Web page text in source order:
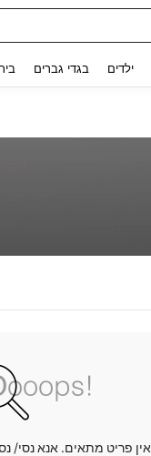
ילדים בגדי גברים
אין פריט מתאים. אנא נסי/